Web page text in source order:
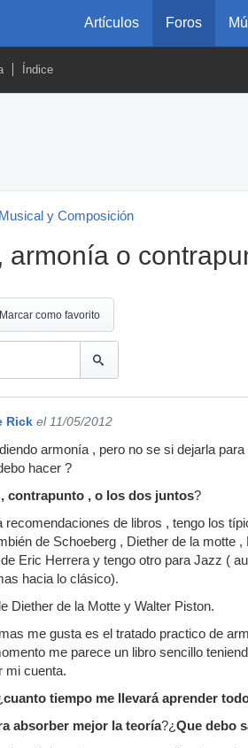
Artículos Foros
Índice
y Composición
o
Marcar como favorito
Rick el 11/05/2012
armonía , pero no se si dejarla para
hacer ?
contrapunto , o los dos juntos?
recomendaciones de libros , tengo los
de Schoeberg , Diether de la motte ,
Eric Herrera y tengo otro para Jazz (
hacia lo clásico).
Diether de la Motte y Walter Piston.
me gusta es el tratado practico de
me parece un libro sencillo
mi cuenta.
cuanto tiempo me llevará aprender
absorber mejor la teoría?¿Que debo